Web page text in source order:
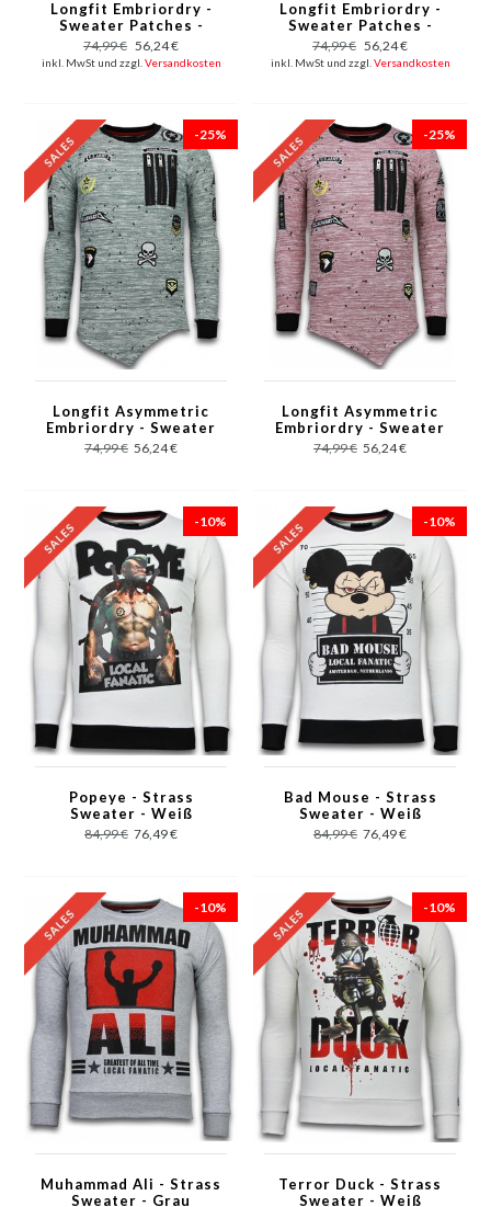
Longfit Embriordry -
Sweater Patches -
Elite Crew - Grau
74,99 € 56,24 €
inkl. MwSt und zzgl. Versandkosten
Longfit Embriordry -
Sweater Patches -
Elite Crew - Bordeaux
74,99 € 56,24 €
inkl. MwSt und zzgl. Versandkosten
-25%
Longfit Asymmetric
Embriordry - Sweater
Patches - US Army -
Grün
74,99 € 56,24 €
-25%
Longfit Asymmetric
Embriordry - Sweater
Patches - US Army -
Rosa
74,99 € 56,24 €
-10%
Popeye - Strass
Sweater - Weiß
84,99 € 76,49 €
-10%
Bad Mouse - Strass
Sweater - Weiß
84,99 € 76,49 €
-10%
Muhammad Ali - Strass
Sweater - Grau
-10%
Terror Duck - Strass
Sweater - Weiß